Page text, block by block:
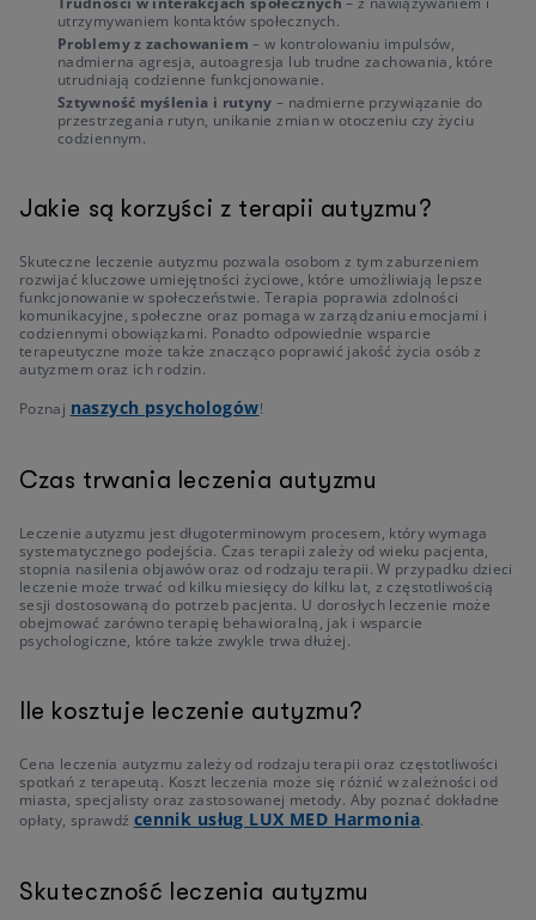
utrzymywaniem kontaktów społecznych.
Problemy z zachowaniem– w kontrolowaniu impulsów,
nadmierna agresja, autoagresja lub trudne zachowania, które
utrudniają codzienne funkcjonowanie.
Sztywność myślenia i rutyny– nadmierne przywiązanie do
przestrzegania rutyn, unikanie zmian w otoczeniu czy życiu
codziennym.
Jakie są korzyści z terapii autyzmu?
Skuteczne leczenie autyzmu pozwala osobom z tym zaburzeniem
rozwijać kluczowe umiejętności życiowe, które umożliwiają lepsze
funkcjonowanie w społeczeństwie. Terapia poprawia zdolności
komunikacyjne, społeczne oraz pomaga w zarządzaniu emocjami i
codziennymi obowiązkami. Ponadto odpowiednie wsparcie
terapeutyczne może także znacząco poprawić jakość życia osób z
autyzmem oraz ich rodzin.
Poznaj naszych psychologów!
Czas trwania leczenia autyzmu
Leczenie autyzmu jest długoterminowym procesem, który wymaga
systematycznego podejścia. Czas terapii zależy od wieku pacjenta,
stopnia nasilenia objawów oraz od rodzaju terapii. W przypadku dzieci
leczenie może trwać od kilku miesięcy do kilku lat, z częstotliwością
sesji dostosowaną do potrzeb pacjenta. U dorosłych leczenie może
obejmować zarówno terapię behawioralną, jak i wsparcie
psychologiczne, które także zwykle trwa dłużej.
Ile kosztuje leczenie autyzmu?
Cena leczenia autyzmu zależy od rodzaju terapii oraz częstotliwości
spotkań z terapeutą. Koszt leczenia może się różnić w zależności od
miasta, specjalisty oraz zastosowanej metody. Aby poznać dokładne
opłaty, sprawdź cennik usług LUX MED Harmonia.
Skuteczność leczenia autyzmu